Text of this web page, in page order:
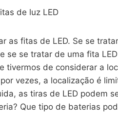
as fitas de LED. Se se
se se tratar de uma fita
tivermos de considerar a
vezes, a localização é
as tiras de LED podem
Que tipo de baterias